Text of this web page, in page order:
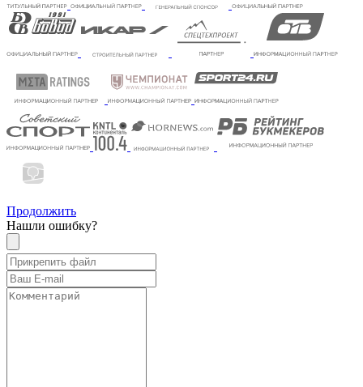
Продолжить
Нашли ошибку?